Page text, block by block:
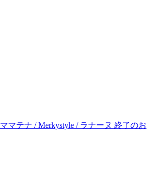
ママテナ / Merkystyle / ラナーヌ 終了のお